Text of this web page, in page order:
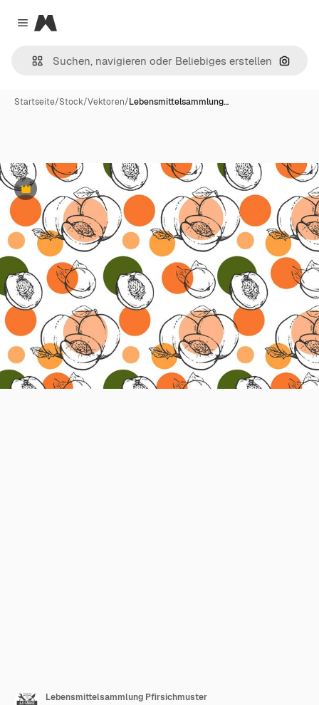
Close menu
Magnific
Nach
Startseite/Stock/Vektoren/Lebensmittelsammlung…
Premium
Lebensmittelsammlung Pfirsichmuster